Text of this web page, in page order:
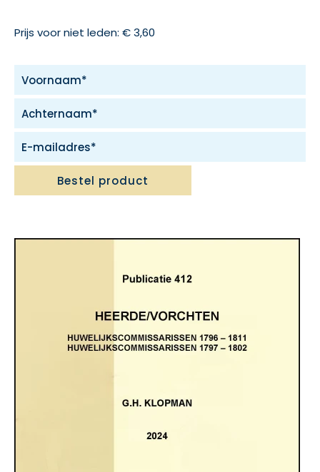
Prijs voor niet leden: € 3,60
Bestel product